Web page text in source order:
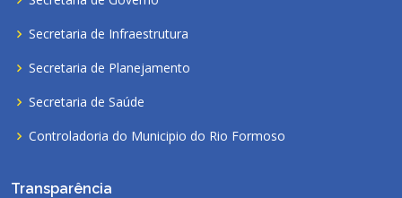
Secretaria de Infraestrutura
Secretaria de Planejamento
Secretaria de Saúde
Controladoria do Municipio do Rio Formoso
Transparência